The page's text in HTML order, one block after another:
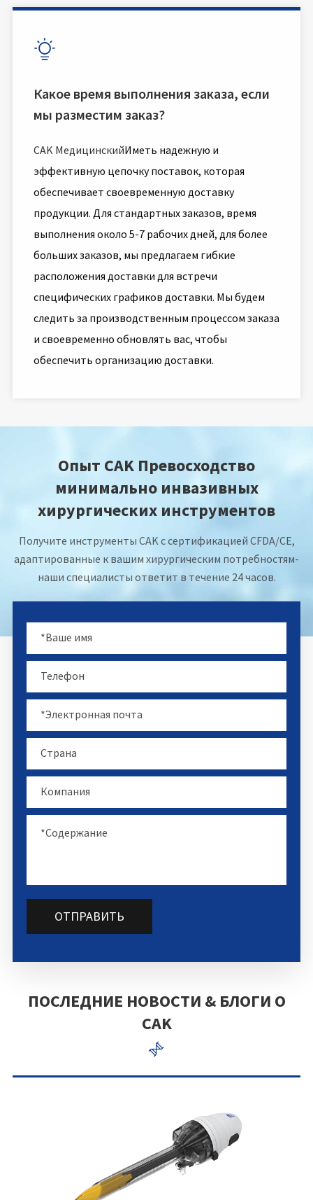

Какое время выполнения заказа, если
мы разместим заказ?
CAK МедицинскийИметь надежную и
эффективную цепочку поставок, которая
обеспечивает своевременную доставку
продукции. Для стандартных заказов, время
выполнения около 5-7 рабочих дней, для более
больших заказов, мы предлагаем гибкие
расположения доставки для встречи
специфических графиков доставки. Мы будем
следить за производственным процессом заказа
и своевременно обновлять вас, чтобы
обеспечить организацию доставки.
Опыт CAK Превосходство
минимально инвазивных
хирургических инструментов
Получите инструменты CAK с сертификацией CFDA/CE,
адаптированные к вашим хирургическим потребностям-
наши специалисты ответит в течение 24 часов.
ОТПРАВИТЬ
ПОСЛЕДНИЕ НОВОСТИ & БЛОГИ О
CAK
